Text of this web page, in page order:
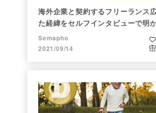
海外企業と契約するフリーランス
た経緯をセルフインタビューで明
Semapho
2021/09/14